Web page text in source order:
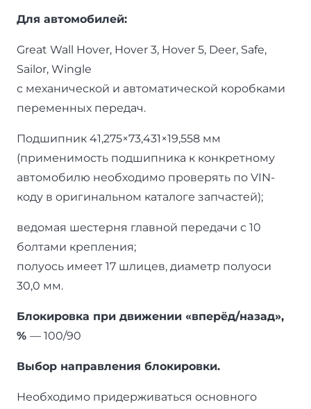
Для автомобилей:
Great Wall Hover, Hover 3, Hover 5, Deer, Safe,
Sailor, Wingle
с механической и автоматической коробками
переменных передач.
Подшипник 41,275×73,431×19,558 мм
(применимость подшипника к конкретному
автомобилю необходимо проверять по VIN-
коду в оригинальном каталоге запчастей);
ведомая шестерня главной передачи с 10
болтами крепления;
полуось имеет 17 шлицев, диаметр полуоси
30,0 мм.
Блокировка при движении «вперёд/назад»,
% — 100/90
Выбор направления блокировки.
Необходимо придерживаться основного